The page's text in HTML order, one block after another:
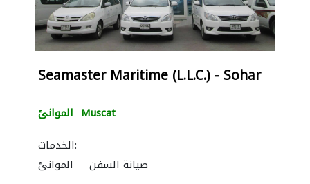
Seamaster Maritime (L.L.C.) - Sohar
الموانئ Muscat
الخدمات:
الموانئ
صيانة السفن